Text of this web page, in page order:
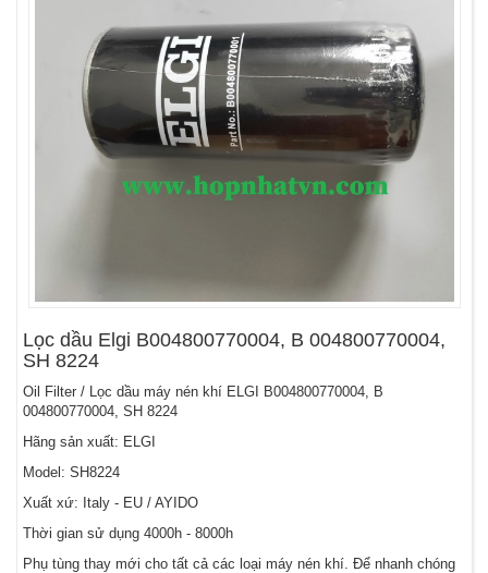
Lọc dầu Elgi B004800770004, B 004800770004,
SH 8224
Oil Filter / Lọc dầu máy nén khí ELGI B004800770004, B
004800770004, SH 8224
Hãng sản xuất: ELGI
Model: SH8224
Xuất xứ: Italy - EU / AYIDO
Thời gian sử dụng 4000h - 8000h
Phụ tùng thay mới cho tất cả các loại máy nén khí. Để nhanh chóng